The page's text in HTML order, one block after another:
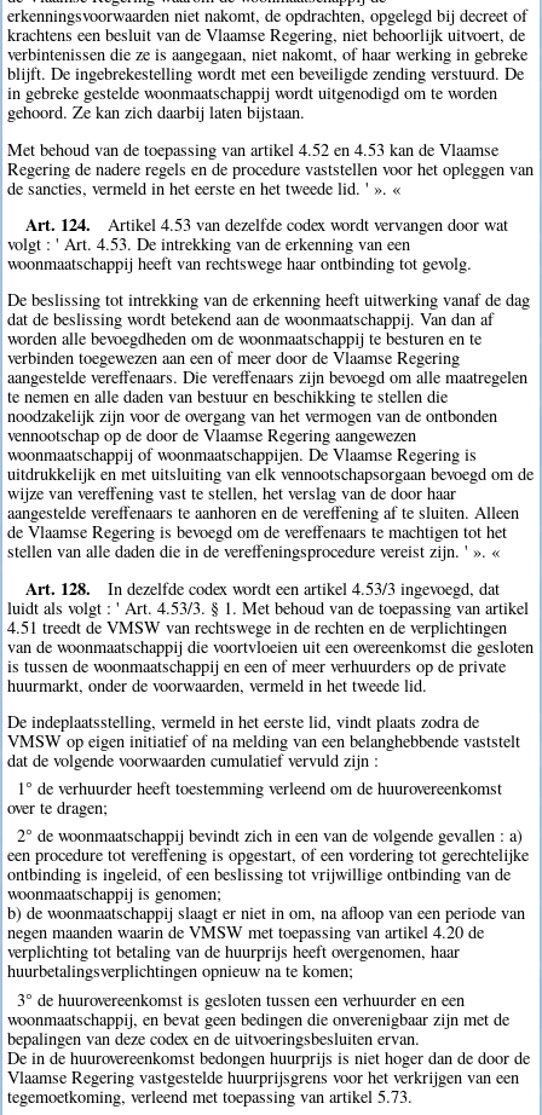
erkenningsvoorwaarden niet nakomt, de opdrachten, opgelegd bij decreet of
krachtens een besluit van de Vlaamse Regering, niet behoorlijk uitvoert, de
verbintenissen die ze is aangegaan, niet nakomt, of haar werking in gebreke
blijft. De ingebrekestelling wordt met een beveiligde zending verstuurd. De
in gebreke gestelde woonmaatschappij wordt uitgenodigd om te worden
gehoord. Ze kan zich daarbij laten bijstaan.
Met behoud van de toepassing van artikel 4.52 en 4.53 kan de Vlaamse
Regering de nadere regels en de procedure vaststellen voor het opleggen van
de sancties, vermeld in het eerste en het tweede lid. ' ». «
Art. 124.
Artikel 4.53 van dezelfde codex wordt vervangen door wat
volgt : ' Art. 4.53. De intrekking van de erkenning van een
woonmaatschappij heeft van rechtswege haar ontbinding tot gevolg.
De beslissing tot intrekking van de erkenning heeft uitwerking vanaf de dag
dat de beslissing wordt betekend aan de woonmaatschappij. Van dan af
worden alle bevoegdheden om de woonmaatschappij te besturen en te
verbinden toegewezen aan een of meer door de Vlaamse Regering
aangestelde vereffenaars. Die vereffenaars zijn bevoegd om alle maatregelen
te nemen en alle daden van bestuur en beschikking te stellen die
noodzakelijk zijn voor de overgang van het vermogen van de ontbonden
vennootschap op de door de Vlaamse Regering aangewezen
woonmaatschappij of woonmaatschappijen. De Vlaamse Regering is
uitdrukkelijk en met uitsluiting van elk vennootschapsorgaan bevoegd om de
wijze van vereffening vast te stellen, het verslag van de door haar
aangestelde vereffenaars te aanhoren en de vereffening af te sluiten. Alleen
de Vlaamse Regering is bevoegd om de vereffenaars te machtigen tot het
stellen van alle daden die in de vereffeningsprocedure vereist zijn. ' ». «
Art. 128.
In dezelfde codex wordt een artikel 4.53/3 ingevoegd, dat
luidt als volgt : ' Art. 4.53/3. § 1. Met behoud van de toepassing van artikel
4.51 treedt de VMSW van rechtswege in de rechten en de verplichtingen
van de woonmaatschappij die voortvloeien uit een overeenkomst die gesloten
is tussen de woonmaatschappij en een of meer verhuurders op de private
huurmarkt, onder de voorwaarden, vermeld in het tweede lid.
De indeplaatsstelling, vermeld in het eerste lid, vindt plaats zodra de
VMSW op eigen initiatief of na melding van een belanghebbende vaststelt
dat de volgende voorwaarden cumulatief vervuld zijn :
1° de verhuurder heeft toestemming verleend om de huurovereenkomst
over te dragen;
2° de woonmaatschappij bevindt zich in een van de volgende gevallen : a)
een procedure tot vereffening is opgestart, of een vordering tot gerechtelijke
ontbinding is ingeleid, of een beslissing tot vrijwillige ontbinding van de
woonmaatschappij is genomen;
b) de woonmaatschappij slaagt er niet in om, na afloop van een periode van
negen maanden waarin de VMSW met toepassing van artikel 4.20 de
verplichting tot betaling van de huurprijs heeft overgenomen, haar
huurbetalingsverplichtingen opnieuw na te komen;
3° de huurovereenkomst is gesloten tussen een verhuurder en een
woonmaatschappij, en bevat geen bedingen die onverenigbaar zijn met de
bepalingen van deze codex en de uitvoeringsbesluiten ervan.
De in de huurovereenkomst bedongen huurprijs is niet hoger dan de door de
Vlaamse Regering vastgestelde huurprijsgrens voor het verkrijgen van een
tegemoetkoming, verleend met toepassing van artikel 5.73.